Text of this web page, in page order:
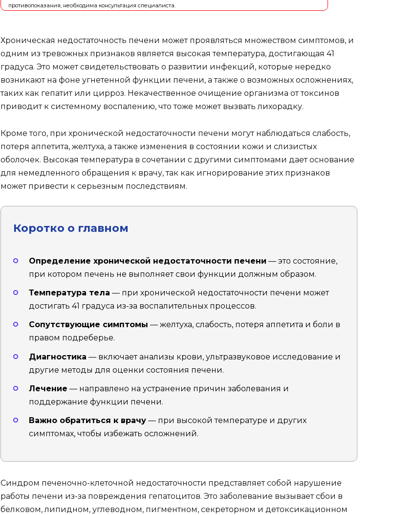
противопоказания, необходима консультация специалиста.
Хроническая недостаточность печени может проявляться множеством симптомов, и
одним из тревожных признаков является высокая температура, достигающая 41
градуса. Это может свидетельствовать о развитии инфекций, которые нередко
возникают на фоне угнетенной функции печени, а также о возможных осложнениях,
таких как гепатит или цирроз. Некачественное очищение организма от токсинов
приводит к системному воспалению, что тоже может вызвать лихорадку.
Кроме того, при хронической недостаточности печени могут наблюдаться слабость,
потеря аппетита, желтуха, а также изменения в состоянии кожи и слизистых
оболочек. Высокая температура в сочетании с другими симптомами дает основание
для немедленного обращения к врачу, так как игнорирование этих признаков
может привести к серьезным последствиям.
Коротко о главном
Определение хронической недостаточности печени — это состояние,
при котором печень не выполняет свои функции должным образом.
Температура тела — при хронической недостаточности печени может
достигать 41 градуса из-за воспалительных процессов.
Сопутствующие симптомы — желтуха, слабость, потеря аппетита и боли в
правом подреберье.
Диагностика — включает анализы крови, ультразвуковое исследование и
другие методы для оценки состояния печени.
Лечение — направлено на устранение причин заболевания и
поддержание функции печени.
Важно обратиться к врачу — при высокой температуре и других
симптомах, чтобы избежать осложнений.
Синдром печеночно-клеточной недостаточности представляет собой нарушение
работы печени из-за повреждения гепатоцитов. Это заболевание вызывает сбои в
белковом, липидном, углеводном, пигментном, секреторном и детоксикационном